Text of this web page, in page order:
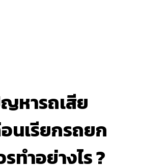
หารถเสีย
นเรียกรถยก
ทำอย่างไร ?